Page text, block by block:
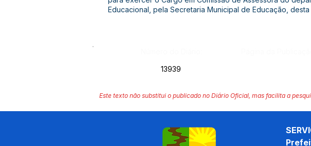
Educacional, pela Secretaria Municipal de Educação,
13939
Este texto não substitui o publicado no Diário Oficial, mas facilita a